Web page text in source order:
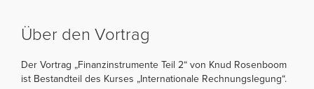
Über den Vortrag
Der Vortrag „Finanzinstrumente Teil 2“ von Knud Rosenboom
ist Bestandteil des Kurses „Internationale Rechnungslegung“.